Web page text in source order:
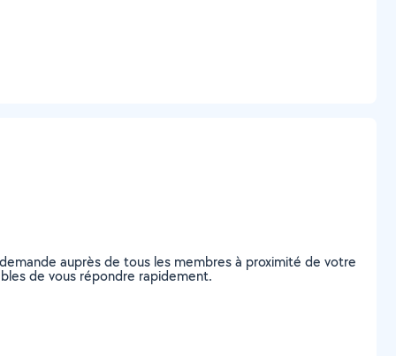
auprès de tous les membres à proximité de votre
de vous répondre rapidement.